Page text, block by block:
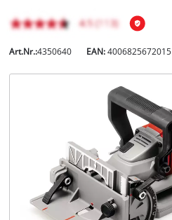
Deutsch
English
Italiano
Art.Nr.:4350640 EAN:4006825672015